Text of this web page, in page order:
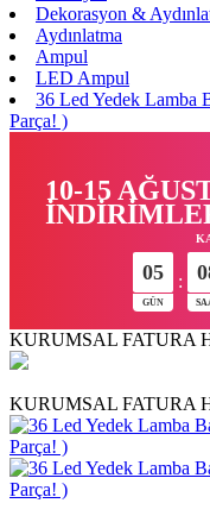
Dekorasyon &
Aydınlatma
Ampul
LED Ampul
36 Led Yedek Lamba
Parça! )
10-15
05
GÜN
:
KURUMSAL FATURA
KURUMSAL FATURA